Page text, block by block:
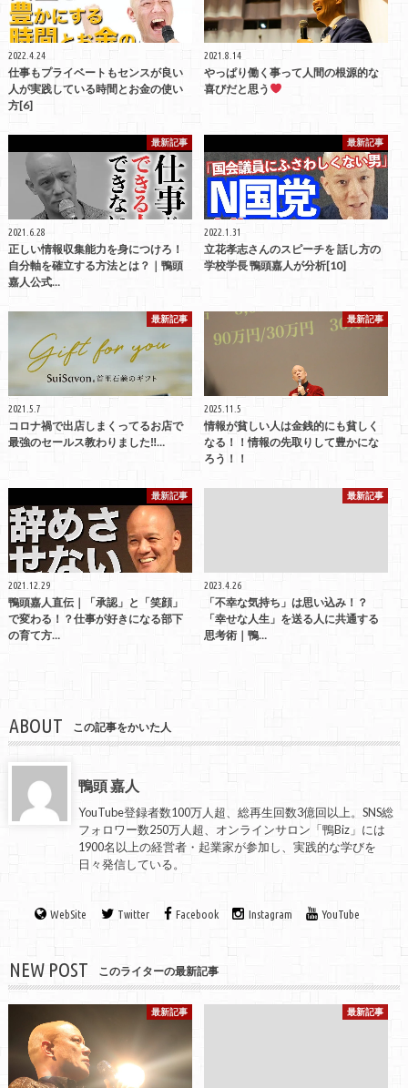
2022.4.24
仕事もプライベートもセンスが良い
人が実践している時間とお金の使い
方[6]
2021.8.14
やっぱり働く事って人間の根源的な
喜びだと思う
最新記事
2021.6.28
正しい情報収集能力を身につけろ！
自分軸を確立する方法とは？｜鴨頭
嘉人公式…
最新記事
2022.1.31
立花孝志さんのスピーチを 話し方の
学校学長 鴨頭嘉人が分析[10]
最新記事
2021.5.7
コロナ禍で出店しまくってるお店で
最強のセールス教わりました‼…
最新記事
2025.11.5
情報が貧しい人は金銭的にも貧しく
なる！！情報の先取りして豊かにな
ろう！！
最新記事
2021.12.29
鴨頭嘉人直伝｜「承認」と「笑顔」
で変わる！？仕事が好きになる部下
の育て方…
最新記事
2023.4.26
「不幸な気持ち」は思い込み！？
「幸せな人生」を送る人に共通する
思考術｜鴨…
ABOUT この記事をかいた人
鴨頭 嘉人
YouTube登録者数100万人超、総再生回数3億回以上。SNS総
フォロワー数250万人超、オンラインサロン「鴨Biz」には
1900名以上の経営者・起業家が参加し、実践的な学びを
日々発信している。
WebSite Twitter Facebook Instagram YouTube
NEW POST このライターの最新記事
最新記事 最新記事